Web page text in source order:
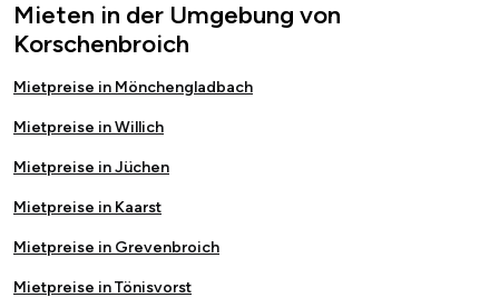
Mieten in der Umgebung von
Korschenbroich
Mietpreise in Mönchengladbach
Mietpreise in Willich
Mietpreise in Jüchen
Mietpreise in Kaarst
Mietpreise in Grevenbroich
Mietpreise in Tönisvorst